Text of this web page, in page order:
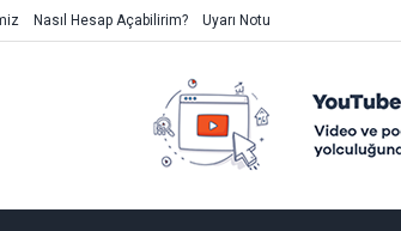
Nasıl Hesap Açabilirim? Uyarı Notu